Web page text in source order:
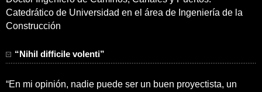
Catedrático de Universidad en el área de Ingeniería de la
Construcción
“Nihil difficile volenti”
“En mi opinión, nadie puede ser un buen proyectista, un